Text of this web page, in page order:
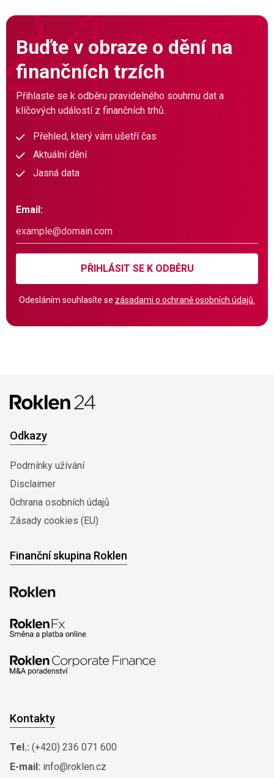
Buďte v obraze o dění na
finančních trzích
Přihlaste se k odběru pravidelného souhrnu dat a
klíčových událostí z finančních trhů.
Přehled, který vám ušetří čas
Aktuální dění
Jasná data
Email:
PŘIHLÁSIT SE K ODBĚRU
Odesláním souhlasíte se zásadami o ochraně osobních údajů.
Odkazy
Podmínky užívání
Disclaimer
0chrana osobních údajů
Zásady cookies (EU)
Finanční skupina Roklen
Kontakty
Tel.: (+420) 236 071 600
E-mail: info@roklen.cz